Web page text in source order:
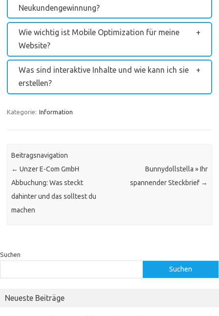
Neukundengewinnung?
Wie wichtig ist Mobile Optimization für meine
Website?
Was sind interaktive Inhalte und wie kann ich sie
erstellen?
Kategorie: Information
Beitragsnavigation
← Unzer E-Com GmbH
Abbuchung: Was steckt
dahinter und das solltest du
machen
Bunnydollstella » Ihr
spannender Steckbrief →
Suchen
Suchen
Neueste Beiträge